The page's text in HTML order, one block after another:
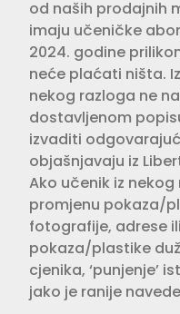
od naših prodajnih
imaju učeničke
2024. godine
neće plaćati ništa.
nekog razloga ne
dostavljenom
izvaditi
objašnjavaju iz
Ako učenik iz
promjenu pokaza/
fotografije, adrese
pokaza/plastike
cjenika, ‘punjenje’
jako je ranije